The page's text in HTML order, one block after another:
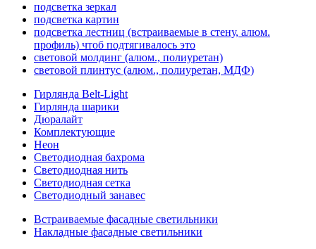
подсветка зеркал
подсветка картин
подсветка лестниц (встраиваемые в стену, алюм.
профиль) чтоб подтягивалось это
световой молдинг (алюм., полиуретан)
световой плинтус (алюм., полиуретан, МДФ)
Гирлянда Belt-Light
Гирлянда шарики
Дюралайт
Комплектующие
Неон
Светодиодная бахрома
Светодиодная нить
Светодиодная сетка
Светодиодный занавес
Встраиваемые фасадные светильники
Накладные фасадные светильники